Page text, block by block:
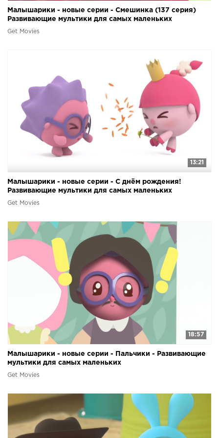
Малышарики - новые серии - Смешинка (137 серия)
Развивающие мультики для самых маленьких
Get Movies
13:21
Малышарики - новые серии - С днём рождения!
Развивающие мультики для самых маленьких
Get Movies
18:57
Малышарики - новые серии - Пальчики - Развивающие
мультики для самых маленьких
Get Movies